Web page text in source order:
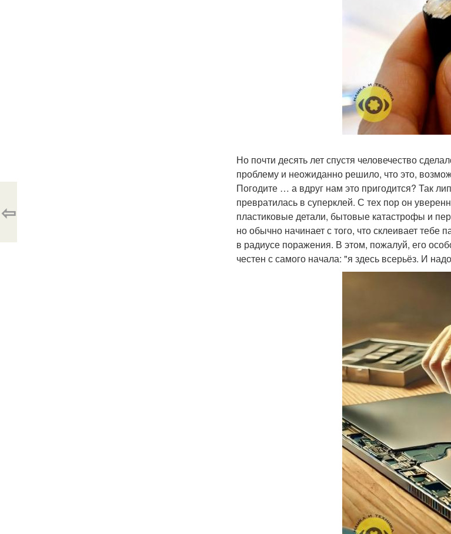
Но почти десять лет спустя человечество
проблему и неожиданно решило, что это,
Погодите … а вдруг нам это пригодится? Так
превратилась в суперклей. С тех пор он
пластиковые детали, бытовые катастрофы и
но обычно начинает с того, что склеивает
в радиусе поражения. В этом, пожалуй, его
честен с самого начала: "я здесь всерьёз. И
⇦